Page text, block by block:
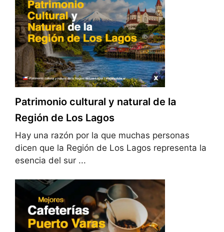
Patrimonio cultural y natural de la
Región de Los Lagos
Hay una razón por la que muchas personas
dicen que la Región de Los Lagos representa la
esencia del sur ...